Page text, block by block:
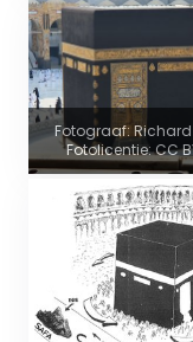
Fotograaf: Richard
Fotolicentie: CC